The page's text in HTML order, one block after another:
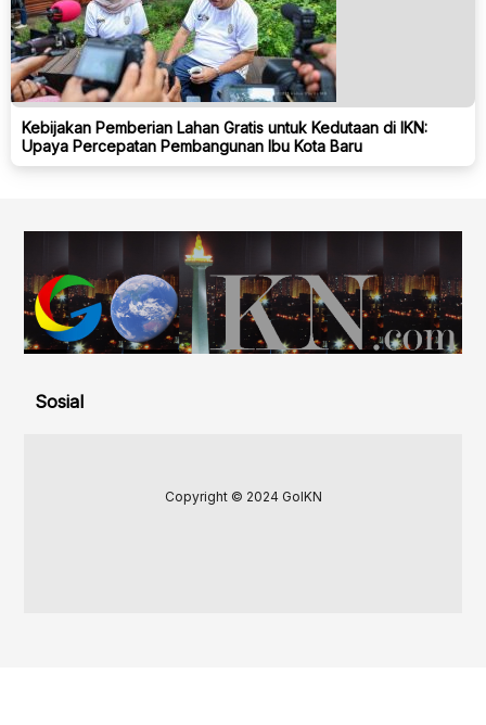
Kebijakan Pemberian Lahan Gratis untuk Kedutaan di IKN:
Upaya Percepatan Pembangunan Ibu Kota Baru
Sosial
Copyright © 2024 GoIKN